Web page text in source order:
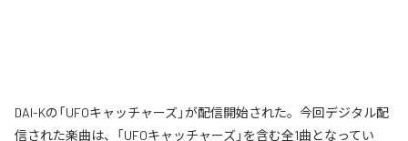
DAI-Kの「UFOキャッチャーズ」が配信開始された。今回デジタル配
信された楽曲は、「UFOキャッチャーズ」を含む全1曲となってい